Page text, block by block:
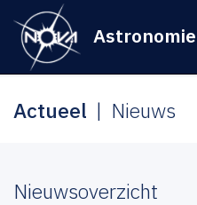
Astronomie
Actueel Nieuws
Nieuwsoverzicht